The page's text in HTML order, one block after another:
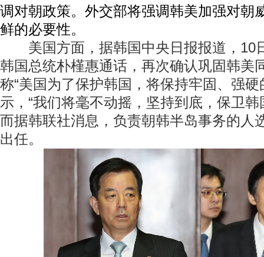
调对朝政策。外交部将强调韩美加强对朝
鲜的必要性。
美国方面，据韩国中央日报报道，10
韩国总统朴槿惠通话，再次确认巩固韩美
称“美国为了保护韩国，将保持牢固、强硬
示，“我们将毫不动摇，坚持到底，保卫韩
而据韩联社消息，负责朝韩半岛事务的人
出任。